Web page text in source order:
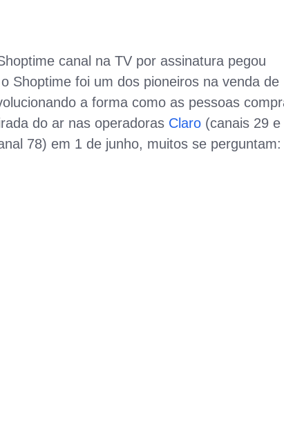
canal na TV por assinatura pegou
Shoptime foi um dos pioneiros na venda de
a forma como as pessoas
do ar nas operadoras Claro (canais 29 e
78) em 1 de junho, muitos se perguntam: